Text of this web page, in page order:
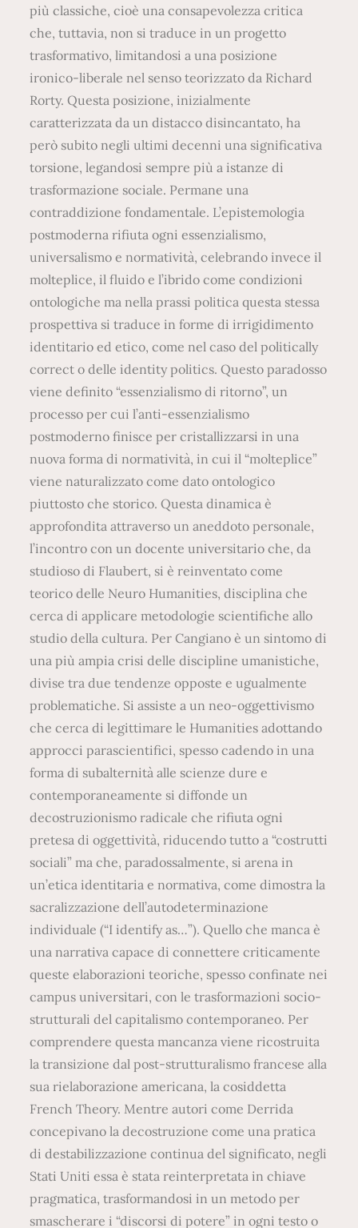
più classiche, cioè una consapevolezza critica
che, tuttavia, non si traduce in un progetto
trasformativo, limitandosi a una posizione
ironico-liberale nel senso teorizzato da Richard
Rorty. Questa posizione, inizialmente
caratterizzata da un distacco disincantato, ha
però subito negli ultimi decenni una significativa
torsione, legandosi sempre più a istanze di
trasformazione sociale. Permane una
contraddizione fondamentale. L’epistemologia
postmoderna rifiuta ogni essenzialismo,
universalismo e normatività, celebrando invece il
molteplice, il fluido e l’ibrido come condizioni
ontologiche ma nella prassi politica questa stessa
prospettiva si traduce in forme di irrigidimento
identitario ed etico, come nel caso del politically
correct o delle identity politics. Questo paradosso
viene definito “essenzialismo di ritorno”, un
processo per cui l’anti-essenzialismo
postmoderno finisce per cristallizzarsi in una
nuova forma di normatività, in cui il “molteplice”
viene naturalizzato come dato ontologico
piuttosto che storico. Questa dinamica è
approfondita attraverso un aneddoto personale,
l’incontro con un docente universitario che, da
studioso di Flaubert, si è reinventato come
teorico delle Neuro Humanities, disciplina che
cerca di applicare metodologie scientifiche allo
studio della cultura. Per Cangiano è un sintomo di
una più ampia crisi delle discipline umanistiche,
divise tra due tendenze opposte e ugualmente
problematiche. Si assiste a un neo-oggettivismo
che cerca di legittimare le Humanities adottando
approcci parascientifici, spesso cadendo in una
forma di subalternità alle scienze dure e
contemporaneamente si diffonde un
decostruzionismo radicale che rifiuta ogni
pretesa di oggettività, riducendo tutto a “costrutti
sociali” ma che, paradossalmente, si arena in
un’etica identitaria e normativa, come dimostra la
sacralizzazione dell’autodeterminazione
individuale (“I identify as…”). Quello che manca è
una narrativa capace di connettere criticamente
queste elaborazioni teoriche, spesso confinate nei
campus universitari, con le trasformazioni socio-
strutturali del capitalismo contemporaneo. Per
comprendere questa mancanza viene ricostruita
la transizione dal post-strutturalismo francese alla
sua rielaborazione americana, la cosiddetta
French Theory. Mentre autori come Derrida
concepivano la decostruzione come una pratica
di destabilizzazione continua del significato, negli
Stati Uniti essa è stata reinterpretata in chiave
pragmatica, trasformandosi in un metodo per
smascherare i “discorsi di potere” in ogni testo o